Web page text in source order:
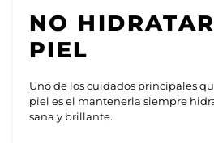
NO
PIEL
Uno de los cuidados principales
piel es el mantenerla siempre
sana y brillante.